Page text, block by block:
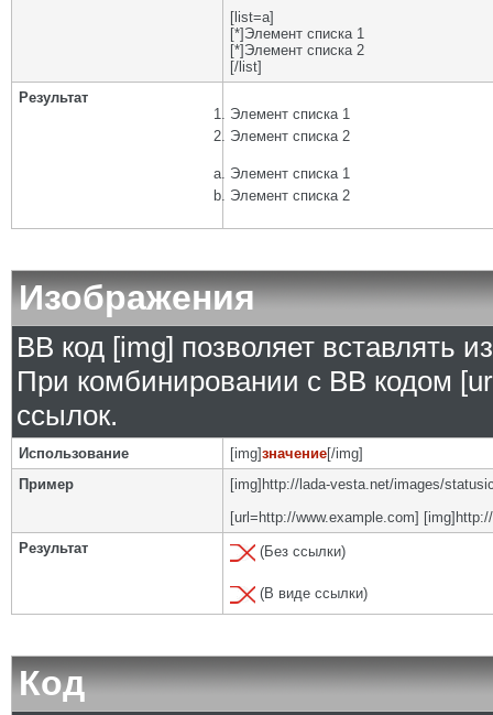
[list=a]
[*]Элемент списка 1
[*]Элемент списка 2
[/list]
Результат
Элемент списка 1
Элемент списка 2
Элемент списка 1
Элемент списка 2
Изображения
BB код [img] позволяет вставлять
При комбинировании с BB кодом
ссылок.
Использование [img]значение[/img]
Пример
[img]http://lada-vesta.net/images/
[url=http://www.example.com]
Результат
(Без ссылки)
(В виде ссылки)
Код